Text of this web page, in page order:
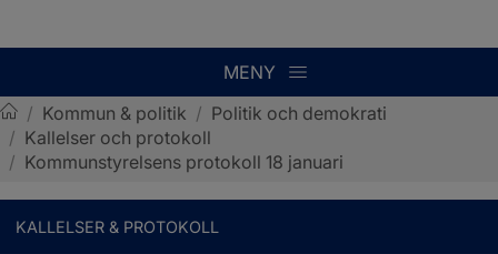
MENY
Sotenäs kommun
/ Kommun & politik / Politik och demokrati
/ Kallelser och protokoll
/ Kommunstyrelsens protokoll 18 januari
KALLELSER & PROTOKOLL